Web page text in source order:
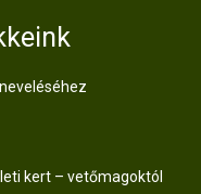
kert – vetőmagoktól